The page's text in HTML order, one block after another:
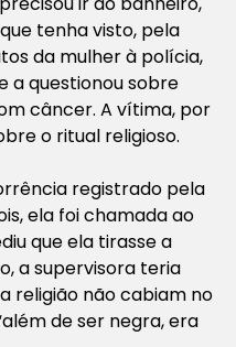
tenha visto, pela
da mulher à polícia,
a questionou sobre
câncer. A vítima, por
o ritual religioso.
registrado pela
ela foi chamada ao
que ela tirasse a
a supervisora teria
religião não cabiam no
de ser negra, era